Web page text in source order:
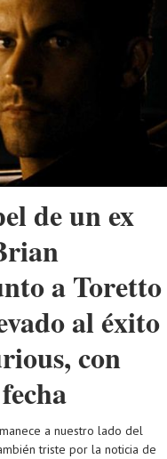
de un ex
a Toretto
al éxito
con
a nuestro lado del
triste por la noticia de